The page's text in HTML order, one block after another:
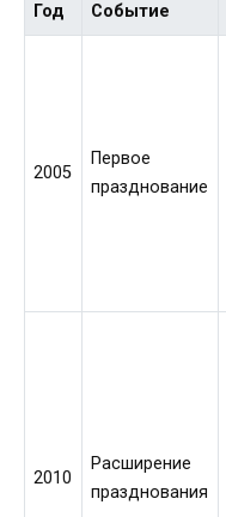
Год Событие
2005
Первое
празднование
2010
Расширение
празднования